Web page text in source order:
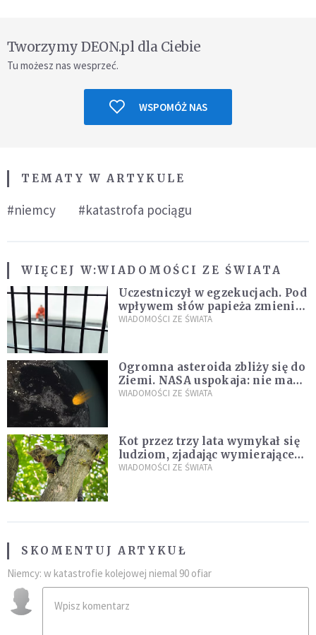
Tworzymy DEON.pl dla Ciebie
Tu możesz nas wesprzeć.
WSPOMÓŻ NAS
TEMATY W ARTYKULE
#niemcy #katastrofa pociągu
WIĘCEJ W:WIADOMOŚCI ZE ŚWIATA
Uczestniczył w egzekucjach. Pod
wpływem słów papieża zmienił
zdanie
WIADOMOŚCI ZE ŚWIATA
Ogromna asteroida zbliży się do
Ziemi. NASA uspokaja: nie ma
zagrożenia
WIADOMOŚCI ZE ŚWIATA
Kot przez trzy lata wymykał się
ludziom, zjadając wymierające
kaczki. W końcu popełnił
WIADOMOŚCI ZE ŚWIATA
SKOMENTUJ ARTYKUŁ
Niemcy: w katastrofie kolejowej niemal 90 ofiar